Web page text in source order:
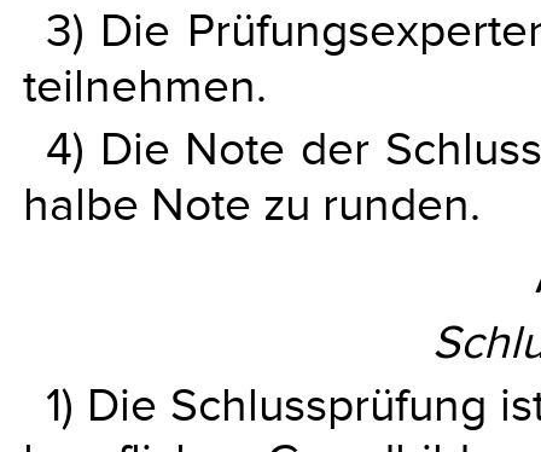
3) Die
teilnehmen.
4) Die Note der
halbe Note zu runden.
1) Die Schlussprüfung